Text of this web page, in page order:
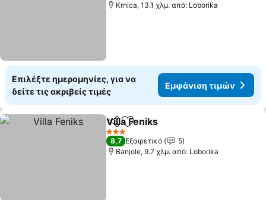
Krnica, 13.1 χλμ. από: Loborika
Επιλέξτε ημερομηνίες, για να
δείτε τις ακριβείς τιμές
Εμφάνιση τιμών
Κοινοποίηση
Προσθήκη στα αγαπημένα
Villa Feniks
3 Αστέρια
8,7 Εξαιρετικό
5
Banjole, 9.7 χλμ. από: Loborika